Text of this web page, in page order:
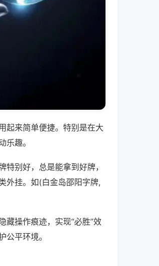
起来简单便捷。特别是在大
趣。
别好，总是能拿到好牌，
外挂。如(白金岛邵阳字牌,
藏操作痕迹，实现“必胜”效
平环境。